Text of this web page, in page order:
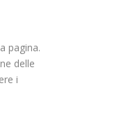
pagina.
delle
i